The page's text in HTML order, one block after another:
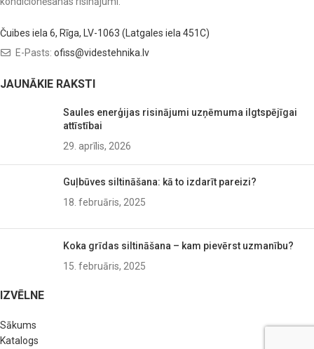
Čuibes iela 6, Rīga, LV-1063 (Latgales iela 451C)
E-Pasts: ofiss@videstehnika.lv
JAUNĀKIE RAKSTI
Saules enerģijas risinājumi uzņēmuma ilgtspējīgai
attīstībai
29. aprīlis, 2026
Guļbūves siltināšana: kā to izdarīt pareizi?
18. februāris, 2025
Koka grīdas siltināšana – kam pievērst uzmanību?
15. februāris, 2025
IZVĒLNE
Sākums
Katalogs